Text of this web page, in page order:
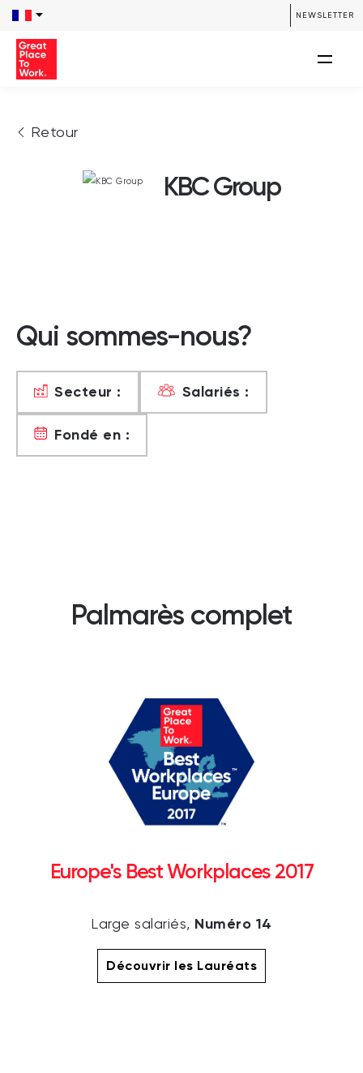
NEWSLETTER
Retour
KBC Group
Qui sommes-nous?
Secteur : Salariés :
Fondé en :
Palmarès complet
Europe's Best Workplaces 2017
Large salariés, Numéro 14
Découvrir les Lauréats